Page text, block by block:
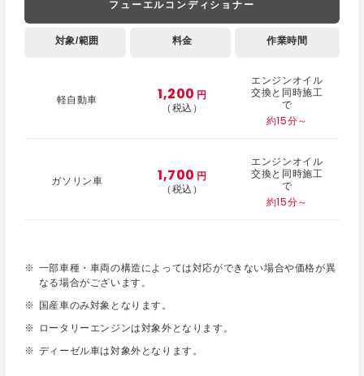
フューエルコンディショナー
対象/範囲 料金 作業時間
軽自動車 1,200 円
（税込）
エンジンオイル
交換と同時施工
で
約15分～
ガソリン車 1,700 円
（税込）
エンジンオイル
交換と同時施工
で
約15分～
一部車種・車両の構造によっては対応ができない場合や価格が異
なる場合がございます。
国産車のみ対象となります。
ロータリーエンジンは対象外となります。
ディーゼル車は対象外となります。